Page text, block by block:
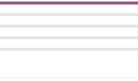
product
page